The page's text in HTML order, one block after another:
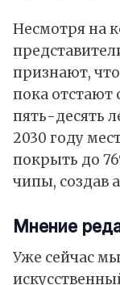
Несмотря на
признают,
пока
пять-десять
2030 году
покрыть до
чипы, создав
Мнение
Уже сейчас